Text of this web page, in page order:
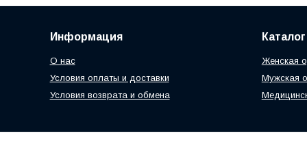
Информация
О нас
Условия оплаты и доставки
Условия возврата и обмена
Женская
Мужская